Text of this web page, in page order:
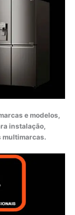
e modelos,
instalação,
multimarcas.